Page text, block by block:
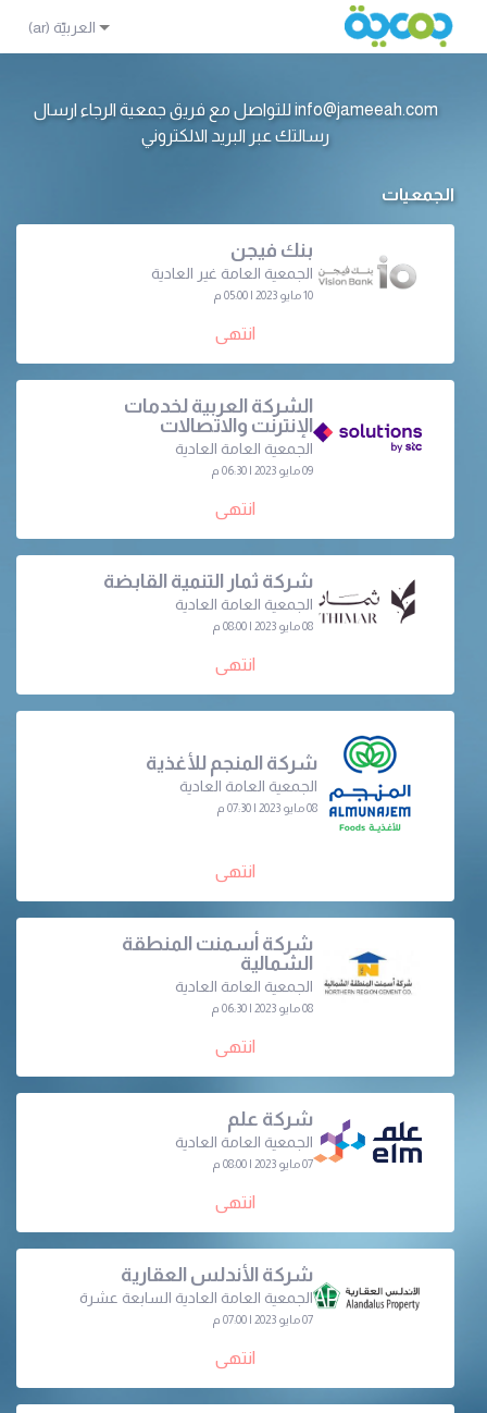
info@jameeah.com للتواصل مع فريق جمعية الرجاء ارسال
رسالتك عبر البريد الالكتروني
الجمعيات
بنك فيجن
الجمعية العامة غير العادية
10 مايو 2023 | 05:00 م
انتهى
الشركة العربية لخدمات
الإنترنت والاتصالات
الجمعية العامة العادية
09 مايو 2023 | 06:30 م
انتهى
شركة ثمار التنمية القابضة
الجمعية العامة العادية
08 مايو 2023 | 08:00 م
انتهى
شركة المنجم للأغذية
الجمعية العامة العادية
08 مايو 2023 | 07:30 م
انتهى
شركة أسمنت المنطقة
الشمالية
الجمعية العامة العادية
08 مايو 2023 | 06:30 م
انتهى
شركة علم
الجمعية العامة العادية
07 مايو 2023 | 08:00 م
انتهى
شركة الأندلس العقارية
الجمعیة العامة العادیة السابعة عشرة
07 مايو 2023 | 07:00 م
انتهى